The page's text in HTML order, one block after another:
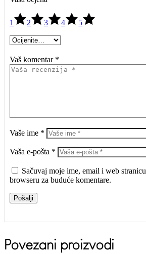
1 2 3 4 5
Vaš komentar *
Vaše ime *
Vaša e-pošta *
Sačuvaj moje ime, email i web
browseru za buduće komentare.
Pošalji
Povezani proizvodi